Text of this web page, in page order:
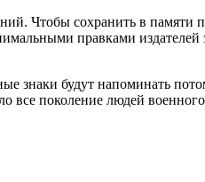
Чтобы сохранить в памяти
правками
знаки будут напоминать
все поколение людей